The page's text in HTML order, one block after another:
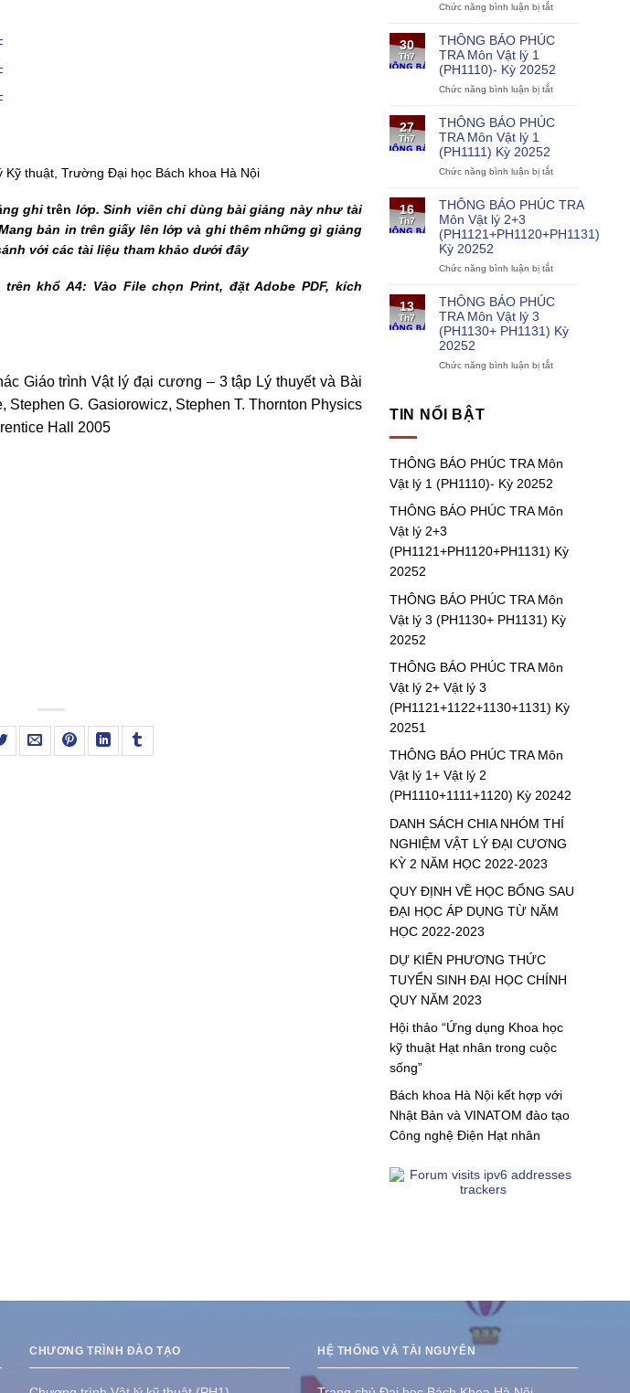
thuật, Trường Đại học Bách khoa Hà Nội
ghitrên lớp. Sinh viên chỉ dùng bài giảng này như tài
bản in trên giấy lên lớp và ghi thêm những gì giảng
với các tài liệu tham khảo dưới đây
trên khổ A4: Vào File chọn Print, đặt Adobe PDF, kích
Giáo trình Vật lý đại cương – 3 tập Lý thuyết và Bài
Stephen G. Gasiorowicz, Stephen T. Thornton Physics
Hall 2005
Chức năng bình luận bị tắtở
dục
đào
về
khoa
và
kỹ
chương
điện
hạt
30
Th7
THÔNG BÁO PHÚC
TRA Môn Vật lý 1
(PH1110)- Kỳ 20252
Chức năng bình luận bị tắtở
BÁO
PHÚC
Vật
1
(PH1110)-
20252
27
Th7
THÔNG BÁO PHÚC
TRA Môn Vật lý 1
(PH1111) Kỳ 20252
Chức năng bình luận bị tắtở
BÁO
PHÚC
Môn
lý
(PH1111)
Kỳ
16
Th7
THÔNG BÁO PHÚC TRA
Môn Vật lý 2+3
(PH1121+PH1120+PH1131)
Kỳ 20252
Chức năng bình luận bị tắtở
BÁO
PHÚC
Môn
lý
13
Th7
THÔNG BÁO PHÚC
TRA Môn Vật lý 3
(PH1130+ PH1131) Kỳ
20252
Chức năng bình luận bị tắtở
lý
Kỳ
TIN NỔI BẬT
THÔNG BÁO PHÚC TRA Môn
Vật lý 1 (PH1110)- Kỳ 20252
THÔNG BÁO PHÚC TRA Môn
Vật lý 2+3
(PH1121+PH1120+PH1131) Kỳ
20252
THÔNG BÁO PHÚC TRA Môn
Vật lý 3 (PH1130+ PH1131) Kỳ
20252
THÔNG BÁO PHÚC TRA Môn
Vật lý 2+ Vật lý 3
(PH1121+1122+1130+1131) Kỳ
20251
THÔNG BÁO PHÚC TRA Môn
Vật lý 1+ Vật lý 2
(PH1110+1111+1120) Kỳ 20242
DANH SÁCH CHIA NHÓM THÍ
NGHIỆM VẬT LÝ ĐẠI CƯƠNG
KỲ 2 NĂM HỌC 2022-2023
QUY ĐỊNH VỀ HỌC BỔNG SAU
ĐẠI HỌC ÁP DỤNG TỪ NĂM
HỌC 2022-2023
DỰ KIẾN PHƯƠNG THỨC
TUYỂN SINH ĐẠI HỌC CHÍNH
QUY NĂM 2023
Hội thảo “Ứng dụng Khoa học
kỹ thuật Hạt nhân trong cuộc
sống”
Bách khoa Hà Nội kết hợp với
Nhật Bản và VINATOM đào tạo
Công nghệ Điện Hạt nhân
CHƯƠNG TRÌNH ĐÀO TẠO HỆ THỐNG VÀ TÀI NGUYÊN